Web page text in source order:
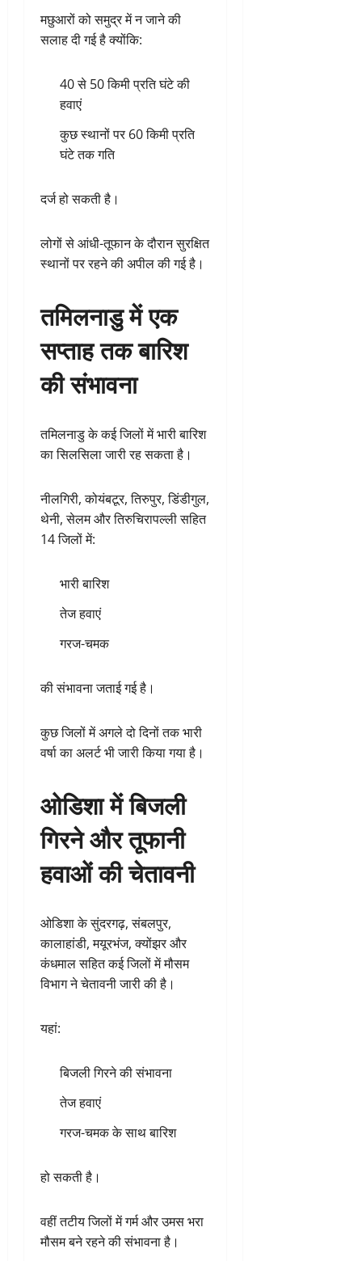
मछुआरों को समुद्र में न जाने की
सलाह दी गई है क्योंकि:
40 से 50 किमी प्रति घंटे की
हवाएं
कुछ स्थानों पर 60 किमी प्रति
घंटे तक गति
दर्ज हो सकती है।
लोगों से आंधी-तूफान के दौरान सुरक्षित
स्थानों पर रहने की अपील की गई है।
तमिलनाडु में एक
सप्ताह तक बारिश
की संभावना
तमिलनाडु के कई जिलों में भारी बारिश
का सिलसिला जारी रह सकता है।
नीलगिरी, कोयंबटूर, तिरुपुर, डिंडीगुल,
थेनी, सेलम और तिरुचिरापल्ली सहित
14 जिलों में:
भारी बारिश
तेज हवाएं
गरज-चमक
की संभावना जताई गई है।
कुछ जिलों में अगले दो दिनों तक भारी
वर्षा का अलर्ट भी जारी किया गया है।
ओडिशा में बिजली
गिरने और तूफानी
हवाओं की चेतावनी
ओडिशा के सुंदरगढ़, संबलपुर,
कालाहांडी, मयूरभंज, क्योंझर और
कंधमाल सहित कई जिलों में मौसम
विभाग ने चेतावनी जारी की है।
यहां:
बिजली गिरने की संभावना
तेज हवाएं
गरज-चमक के साथ बारिश
हो सकती है।
वहीं तटीय जिलों में गर्म और उमस भरा
मौसम बने रहने की संभावना है।